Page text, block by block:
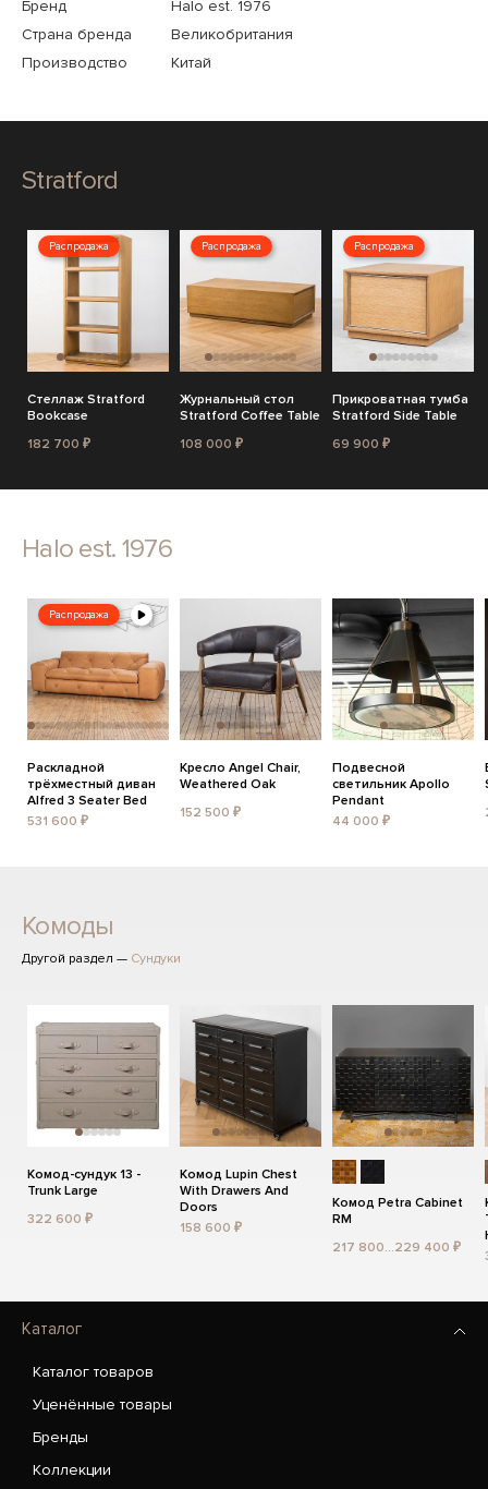
Бренд
Halo est. 1976
Страна бренда
Великобритания
Производство
Китай
Stratford
Распродажа
Стеллаж Stratford
Bookcase
182 700 ₽
Распродажа
Журнальный стол
Stratford Coffee Table
108 000 ₽
Распродажа
Прикроватная тумба
Stratford Side Table
69 900 ₽
Halo est. 1976
Распродажа
Раскладной
трёхместный диван
Alfred 3 Seater Bed
531 600 ₽
Кресло Angel Chair,
Weathered Oak
152 500 ₽
Подвесной
светильник Apollo
Pendant
44 000 ₽
Комоды
Другой раздел — Сундуки
Комод-сундук 13 -
Trunk Large
322 600 ₽
Комод Lupin Chest
With Drawers And
Doors
158 600 ₽
Комод Petra Cabinet
RM
217 800...229 400 ₽
Каталог
Каталог товаров
Уценённые товары
Бренды
Коллекции